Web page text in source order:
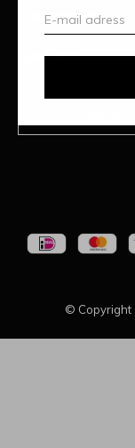
Categorieën
Over ons
© Copyright